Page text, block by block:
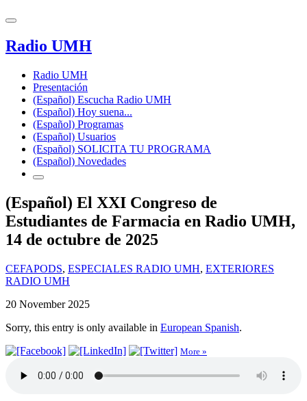
Radio UMH
Radio UMH
Presentación
(Español) Escucha Radio UMH
(Español) Hoy suena...
(Español) Programas
(Español) Usuarios
(Español) SOLICITA TU PROGRAMA
(Español) Novedades
(Español) El XXI Congreso de
Estudiantes de Farmacia en Radio UMH,
14 de octubre de 2025
CEFAPODS, ESPECIALES RADIO UMH, EXTERIORES
RADIO UMH
20 November 2025
Sorry, this entry is only available in European Spanish.
More »